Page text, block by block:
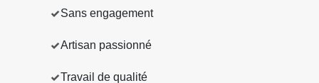
Sans engagement
Artisan passionné
Travail de qualité